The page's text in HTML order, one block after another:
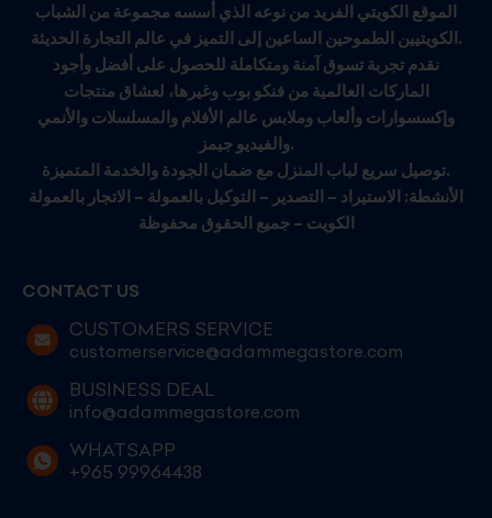
الموقع الكويتي الفريد من نوعه الذي أسسه مجموعة من الشباب
الكويتيين الطموحين الساعين إلى التميز في عالم التجارة الحديثة.
نقدم تجربة تسوق آمنة ومتكاملة للحصول على أفضل وأجود
الماركات العالمية من فنكو بوب وغيرها، لعشاق منتجات
وإكسسوارات وألعاب وملابس عالم الأفلام والمسلسلات والأنمي
والفيديو جيمز.
توصيل سريع لباب المنزل مع ضمان الجودة والخدمة المتميزة.
الأنشطة: الاستيراد – التصدير – التوكيل بالعمولة – الاتجار بالعمولة
الكويت – جميع الحقوق محفوظة
CONTACT US
CUSTOMERS SERVICE
customerservice@adammegastore.com
BUSINESS DEAL
info@adammegastore.com
WHATSAPP
+965 99964438